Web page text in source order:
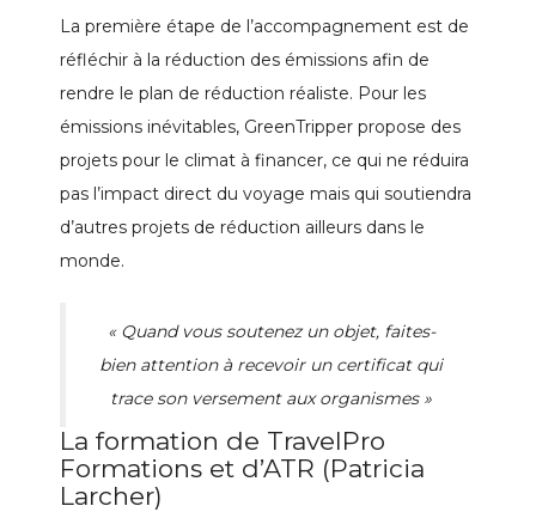
La première étape de l’accompagnement est de
réfléchir à la réduction des émissions afin de
rendre le plan de réduction réaliste. Pour les
émissions inévitables, GreenTripper propose des
projets pour le climat à financer, ce qui ne réduira
pas l’impact direct du voyage mais qui soutiendra
d’autres projets de réduction ailleurs dans le
monde.
« Quand vous soutenez un objet, faites-
bien attention à recevoir un certificat qui
trace son versement aux organismes »
La formation de TravelPro
Formations et d’ATR (Patricia
Larcher)